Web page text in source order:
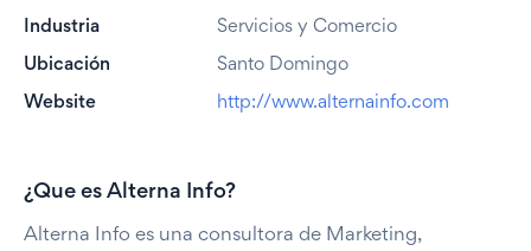
Industria Servicios y Comercio
Ubicación Santo Domingo
Website http://www.alternainfo.com
¿Que es Alterna Info?
Alterna Info es una consultora de Marketing,